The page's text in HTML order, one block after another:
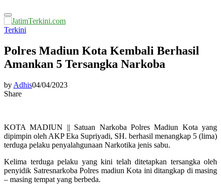
Primary
Menu
Terkini
Polres Madiun Kota Kembali Berhasil
Amankan 5 Tersangka Narkoba
by Adhis04/04/2023
Share
KOTA MADIUN || Satuan Narkoba Polres Madiun Kota yang
dipimpin oleh AKP Eka Supriyadi, SH. berhasil menangkap 5 (lima)
terduga pelaku penyalahgunaan Narkotika jenis sabu.
Kelima terduga pelaku yang kini telah ditetapkan tersangka oleh
penyidik Satresnarkoba Polres madiun Kota ini ditangkap di masing
– masing tempat yang berbeda.